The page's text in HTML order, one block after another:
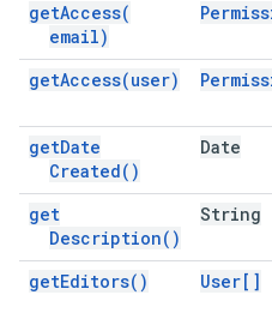
getAccess(
email)
getAccess(user)
getDate
Created( )
Date
get
Description( )
String
getEditors( ) User[]